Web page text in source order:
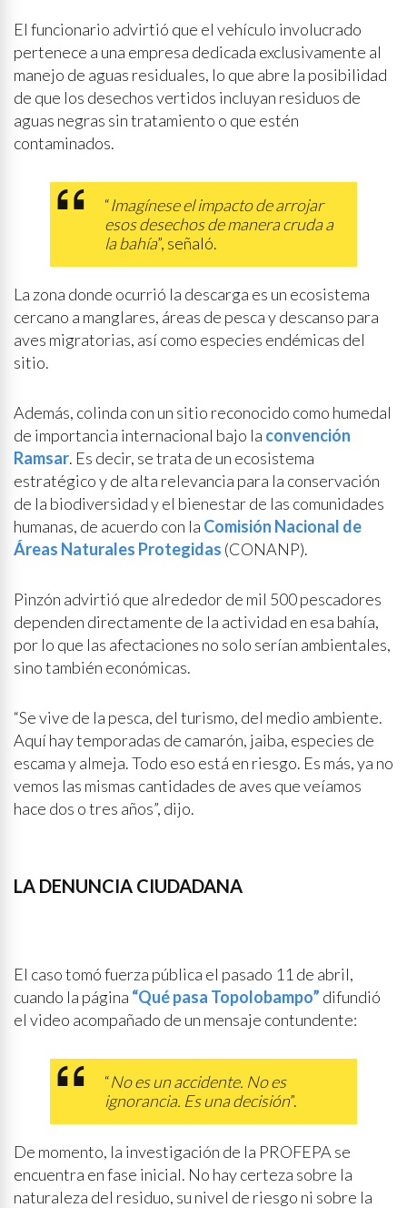
El funcionario advirtió que el vehículo involucrado
pertenece a una empresa dedicada exclusivamente al
manejo de aguas residuales, lo que abre la posibilidad
de que los desechos vertidos incluyan residuos de
aguas negras sin tratamiento o que estén
contaminados.
“Imagínese el impacto de arrojar
esos desechos de manera cruda a
la bahía”, señaló.
La zona donde ocurrió la descarga es un ecosistema
cercano a manglares, áreas de pesca y descanso para
aves migratorias, así como especies endémicas del
sitio.
Además, colinda con un sitio reconocido como humedal
de importancia internacional bajo la convención
Ramsar. Es decir, se trata de un ecosistema
estratégico y de alta relevancia para la conservación
de la biodiversidad y el bienestar de las comunidades
humanas, de acuerdo con la Comisión Nacional de
Áreas Naturales Protegidas (CONANP).
Pinzón advirtió que alrededor de mil 500 pescadores
dependen directamente de la actividad en esa bahía,
por lo que las afectaciones no solo serían ambientales,
sino también económicas.
“Se vive de la pesca, del turismo, del medio ambiente.
Aquí hay temporadas de camarón, jaiba, especies de
escama y almeja. Todo eso está en riesgo. Es más, ya no
vemos las mismas cantidades de aves que veíamos
hace dos o tres años”, dijo.
LA DENUNCIA CIUDADANA
El caso tomó fuerza pública el pasado 11 de abril,
cuando la página “Qué pasa Topolobampo” difundió
el video acompañado de un mensaje contundente:
“No es un accidente. No es
ignorancia. Es una decisión”.
De momento, la investigación de la PROFEPA se
encuentra en fase inicial. No hay certeza sobre la
naturaleza del residuo, su nivel de riesgo ni sobre la